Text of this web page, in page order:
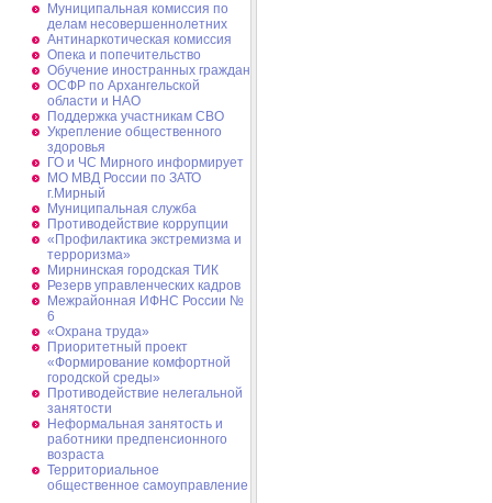
Муниципальная комиссия по
делам несовершеннолетних
Антинаркотическая комиссия
Опека и попечительство
Обучение иностранных граждан
ОСФР по Архангельской
области и НАО
Поддержка участникам СВО
Укрепление общественного
здоровья
ГО и ЧС Мирного информирует
МО МВД России по ЗАТО
г.Мирный
Муниципальная cлужба
Противодействие коррупции
«Профилактика экстремизма и
терроризма»
Мирнинская городская ТИК
Резерв управленческих кадров
Межрайонная ИФНС России №
6
«Охрана труда»
Приоритетный проект
«Формирование комфортной
городской среды»
Противодействие нелегальной
занятости
Неформальная занятость и
работники предпенсионного
возраста
Территориальное
общественное самоуправление